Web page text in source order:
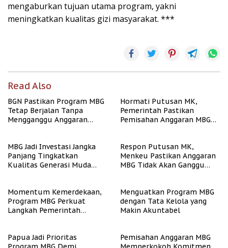
mengaburkan tujuan utama program, yakni
meningkatkan kualitas gizi masyarakat. ***
Read Also
BGN Pastikan Program MBG
Tetap Berjalan Tanpa
Mengganggu Anggaran
Hormati Putusan MK,
Pemerintah Pastikan
Pemisahan Anggaran MBG
MBG Jadi Investasi Jangka
Panjang Tingkatkan
Kualitas Generasi Muda
Respon Putusan MK,
Menkeu Pastikan Anggaran
MBG Tidak Akan Ganggu
Momentum Kemerdekaan,
Program MBG Perkuat
Langkah Pemerintah
Menguatkan Program MBG
dengan Tata Kelola yang
Makin Akuntabel
Papua Jadi Prioritas
Pemisahan Anggaran MBG